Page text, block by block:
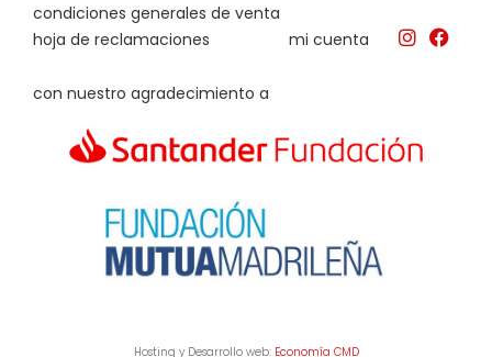
con nuestro agradecimiento a
condiciones generales de venta
hoja de reclamaciones
mi cuenta
Hosting y Desarrollo web: Economía CMD